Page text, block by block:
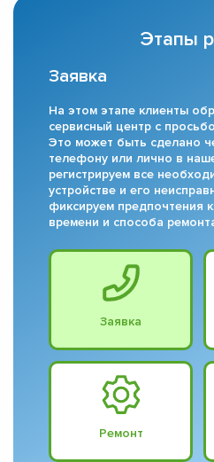
Этапы
Заявка
На этом этапе клиенты
сервисный центр с
Это может быть сделано
телефону или лично в
регистрируем все
устройстве и его
фиксируем предпочтения
времени и способа
Заявка
Ремонт